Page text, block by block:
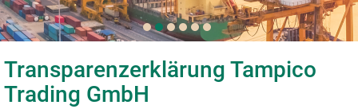
Transparenzerklärung Tampico
Trading GmbH